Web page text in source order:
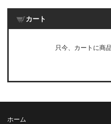
カート
只今、カートに商
ホーム